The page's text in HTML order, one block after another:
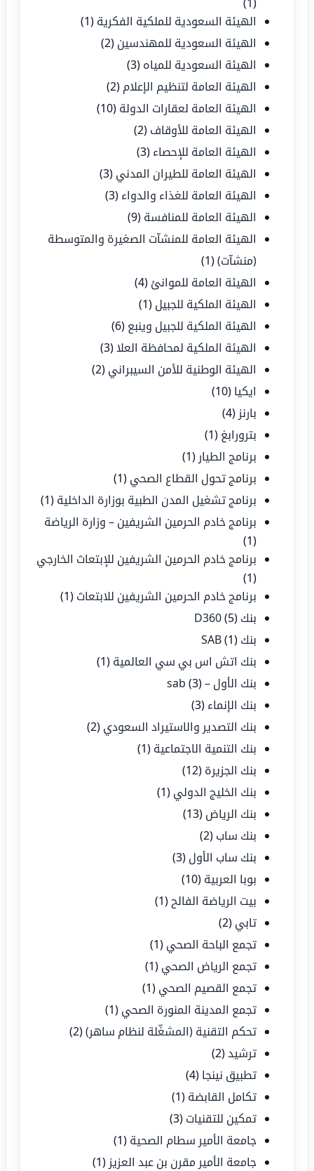
(1)
الهيئة السعودية للملكية الفكرية (1)
الهيئة السعودية للمهندسين (2)
الهيئة السعودية للمياه (3)
الهيئة العامة لتنظيم الإعلام (2)
الهيئة العامة لعقارات الدولة (10)
الهيئة العامة للأوقاف (2)
الهيئة العامة للإحصاء (3)
الهيئة العامة للطيران المدني (3)
الهيئة العامة للغذاء والدواء (3)
الهيئة العامة للمنافسة (9)
الهيئة العامة للمنشآت الصغيرة والمتوسطة
(منشآت)(1)
الهيئة العامة للموانئ (4)
الهيئة الملكية للجبيل (1)
الهيئة الملكية للجبيل وينبع (6)
الهيئة الملكية لمحافظة العلا(3)
الهيئة الوطنية للأمن السيبراني (2)
ايكيا (10)
بارنز (4)
بترورابغ (1)
برنامج الطيار (1)
برنامج تحول القطاع الصحي (1)
برنامج تشغيل المدن الطبية بوزارة الداخلية (1)
برنامج خادم الحرمين الشريفين – وزارة الرياضة
(1)
برنامج خادم الحرمين الشريفين للإبتعاث الخارجي
(1)
برنامج خادم الحرمين الشريفين للابتعاث (1)
بنك D360 (5)
بنك SAB (1)
بنك اتش اس بي سي العالمية (1)
بنك الأول – sab(3)
بنك الإنماء (3)
بنك التصدير والاستيراد السعودي (2)
بنك التنمية الاجتماعية (1)
بنك الجزيرة (12)
بنك الخليج الدولي (1)
بنك الرياض (13)
بنك ساب (2)
بنك ساب الأول (3)
بوبا العربية (10)
بيت الرياضة الفالح (1)
تابي (2)
تجمع الباحة الصحي (1)
تجمع الرياض الصحي (1)
تجمع القصيم الصحي (1)
تجمع المدينة المنورة الصحي (1)
تحكم التقنية (المشغّلة لنظام ساهر)(2)
ترشيد(2)
تطبيق نينجا (4)
تكامل القابضة (1)
تمكين للتقنيات (3)
جامعة الأمير سطام الصحية (1)
جامعة الأمير مقرن بن عبد العزيز (1)